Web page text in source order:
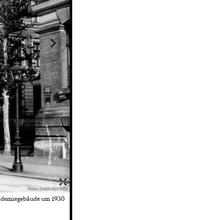
Foto: Archiv der HGB
um 1930